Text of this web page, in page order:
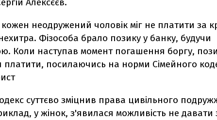
неодружений чоловік міг не платити за
Фізособа брало позику у банку, будучи
Коли наступав момент погашення боргу,
платити, посилаючись на норми Сімейного
суттєво зміцнив права цивільного
у жінок, з'явилася можливість не давати